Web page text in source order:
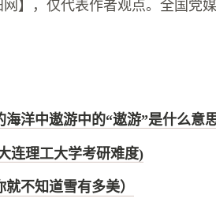
】，仅代表作者观点。全国党
洋中遨游中的“遨游”是什么意思
连理工大学考研难度)
不知道雪有多美）